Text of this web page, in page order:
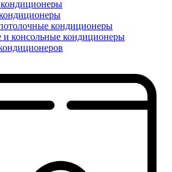
кондиционеры
консольные кондиционеры